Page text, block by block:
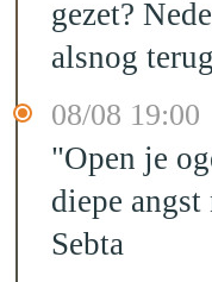
gezet?
alsnog terug
08/08 19:00
"Open je
diepe
Sebta